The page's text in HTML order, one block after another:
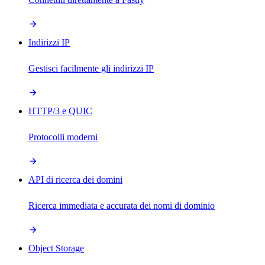
Indirizzi IP
Gestisci facilmente gli indirizzi IP
HTTP/3 e QUIC
Protocolli moderni
API di ricerca dei domini
Ricerca immediata e accurata dei nomi di dominio
Object Storage